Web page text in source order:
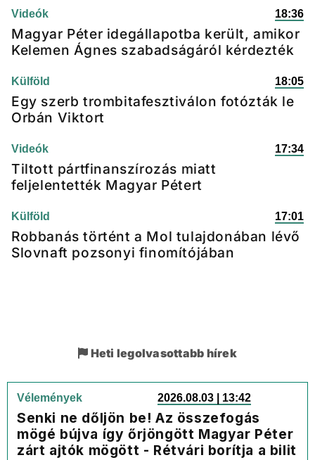
Videók 18:36
Magyar Péter idegállapotba került, amikor
Kelemen Ágnes szabadságáról kérdezték
Külföld 18:05
Egy szerb trombitafesztiválon fotózták le
Orbán Viktort
Videók 17:34
Tiltott pártfinanszírozás miatt
feljelentették Magyar Pétert
Külföld 17:01
Robbanás történt a Mol tulajdonában lévő
Slovnaft pozsonyi finomítójában
Heti legolvasottabb hírek
Vélemények 2026.08.03 | 13:42
Senki ne dőljön be! Az összefogás
mögé bújva így őrjöngött Magyar Péter
zárt ajtók mögött - Rétvári borítja a bilit